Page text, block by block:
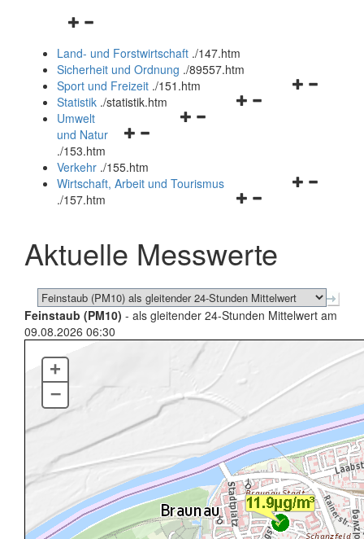
Navigationsmenü
und
schließen
Land- und Forstwirtschaft ./147.htm
Sicherheit und Ordnung ./89557.htm
Navigationsmenü
Sport und Freizeit ./151.htm
Navigationsmenü
Statistik ./statistik.htm
Navigationsmenü
und
schließen
Umwelt
und Natur
./153.htm
Verkehr ./155.htm
Navigationsmenü
schließen
Wirtschaft, Arbeit und Tourismus
./157.htm
Aktuelle Messwerte
Feinstaub (PM10) - als gleitender 24-Stunden Mittelwert am
09.08.2026 06:30
+
–